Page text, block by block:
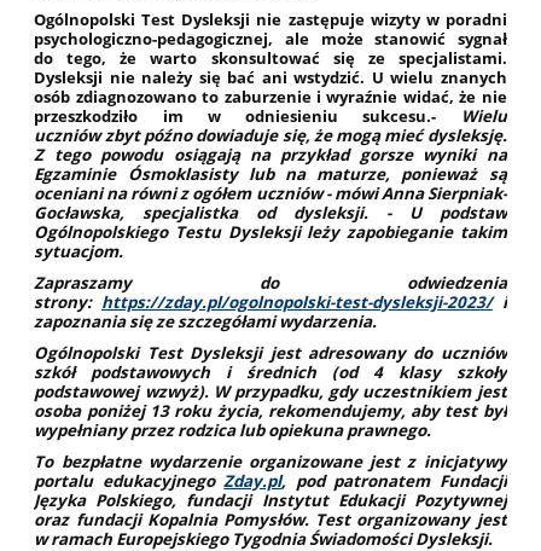
Ogólnopolski Test Dysleksji nie zastępuje wizyty w poradni
psychologiczno-pedagogicznej, ale może stanowić sygnał
do tego, że warto skonsultować się ze specjalistami.
Dysleksji nie należy się bać ani wstydzić. U wielu znanych
osób zdiagnozowano to zaburzenie i wyraźnie widać, że nie
przeszkodziło im w odniesieniu sukcesu.-
Wielu
uczniów zbyt późno dowiaduje się,że mogą mieć dysleksję.
Z tego powodu osiągają na przykład gorsze wyniki na
Egzaminie Ósmoklasisty lub na maturze, ponieważ są
oceniani na równiz ogółem uczniów - mówi Anna Sierpniak-
Gocławska, specjalistka od dysleksji. - U podstaw
Ogólnopolskiego Testu Dysleksji leży zapobieganie takim
sytuacjom.
Zapraszamy do odwiedzenia
strony: https://zday.pl/ogolnopolski-test-dysleksji-2023/ i
zapoznania się ze szczegółami wydarzenia.
Ogólnopolski Test Dysleksji jest adresowany do uczniów
szkół podstawowych i średnich (od 4 klasy szkoły
podstawowej wzwyż). W przypadku, gdy uczestnikiem jest
osoba poniżej 13 roku życia, rekomendujemy, aby test był
wypełniany przez rodzica lub opiekuna prawnego.
To bezpłatne wydarzenie organizowane jest z inicjatywy
portalu edukacyjnego Zday.pl, pod patronatem Fundacji
Języka Polskiego, fundacji Instytut Edukacji Pozytywnej
oraz fundacji Kopalnia Pomysłów. Test organizowany jest
w ramach Europejskiego Tygodnia Świadomości Dysleksji.